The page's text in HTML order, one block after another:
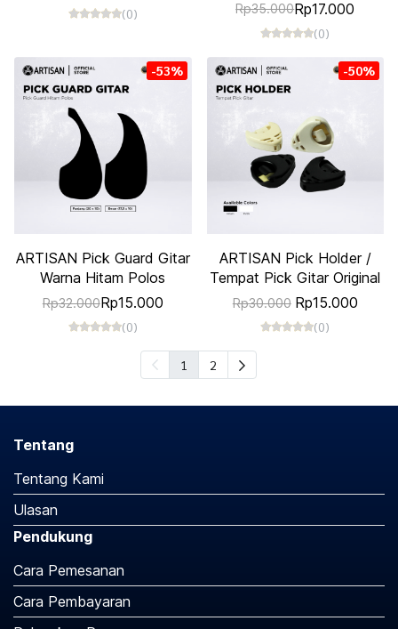
(0) Rp35.000Rp17.000
(0)
-53%
ARTISAN Pick Guard Gitar
Warna Hitam Polos
Rp32.000Rp15.000
(0)
-50%
ARTISAN Pick Holder /
Tempat Pick Gitar Original
Rp30.000 Rp15.000
(0)
1 2
Tentang
Tentang Kami
Ulasan
Pendukung
Cara Pemesanan
Cara Pembayaran